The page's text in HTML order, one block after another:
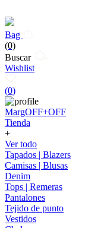
Bag
(0)
Buscar
Wishlist
(0)
MargOFF+OFF
Tienda
+
Ver todo
Tapados | Blazers
Camisas | Blusas
Denim
Tops | Remeras
Pantalones
Tejido de punto
Vestidos